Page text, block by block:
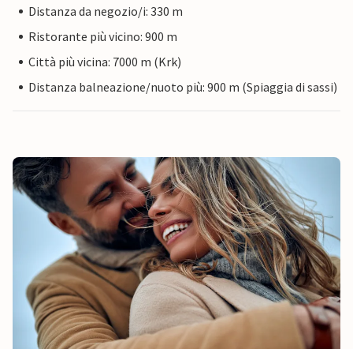
Distanza da negozio/i: 330 m
Ristorante più vicino: 900 m
Città più vicina: 7000 m (Krk)
Distanza balneazione/nuoto più: 900 m (Spiaggia di sassi)